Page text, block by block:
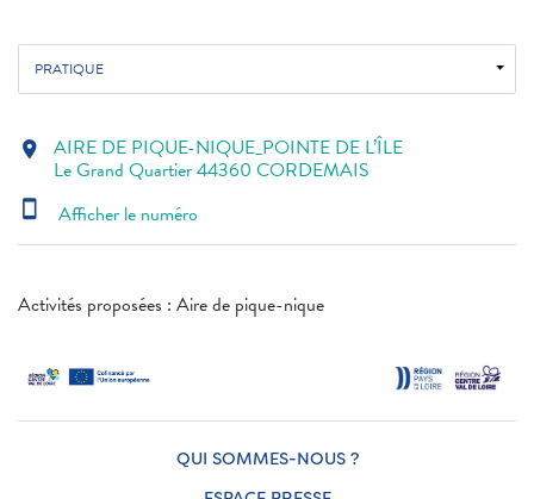
PRATIQUE
Activités proposées : Aire de pique-nique
location_on AIRE DE PIQUE-NIQUE_POINTE DE L’ÎLE
Le Grand Quartier 44360 CORDEMAIS
smartphone Afficher le numéro
QUI SOMMES-NOUS ?